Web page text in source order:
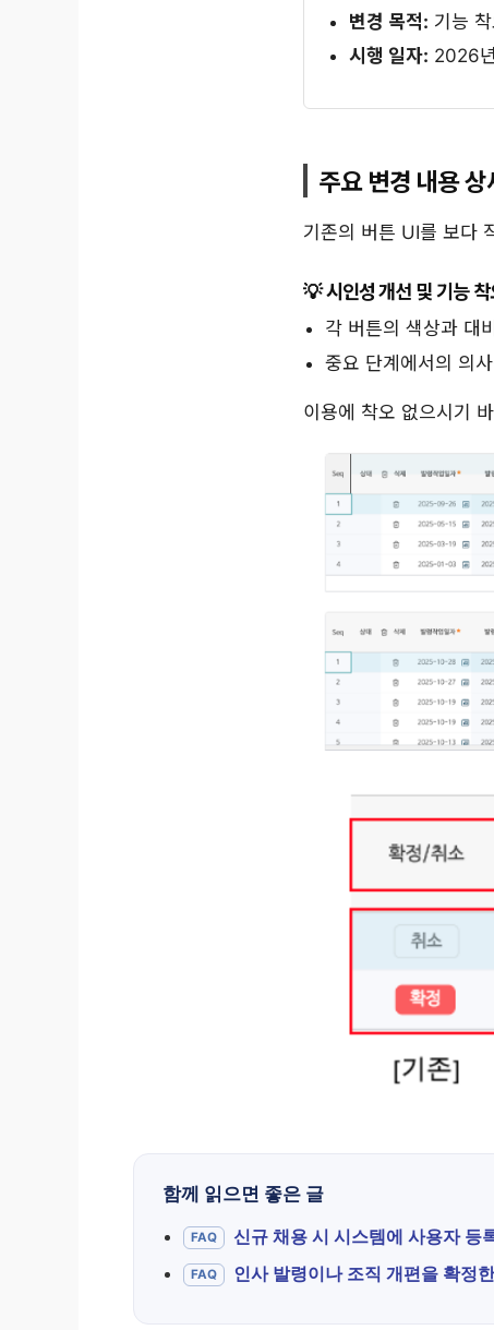
변경 목적: 기능
시행 일자: 2026
주요 변경 내용 상
기존의 버튼 UI를 보다
시인성 개선 및 기능 착
각 버튼의 색상과 대
중요 단계에서의 의
이용에 착오 없으시기
함께 읽으면 좋은 글
FAQ 신규 채용 시 시스템에 사용자 등
FAQ 인사 발령이나 조직 개편을 확정